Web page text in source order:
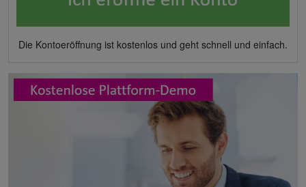
Die Kontoeröffnung ist kostenlos und geht schnell und einfach.